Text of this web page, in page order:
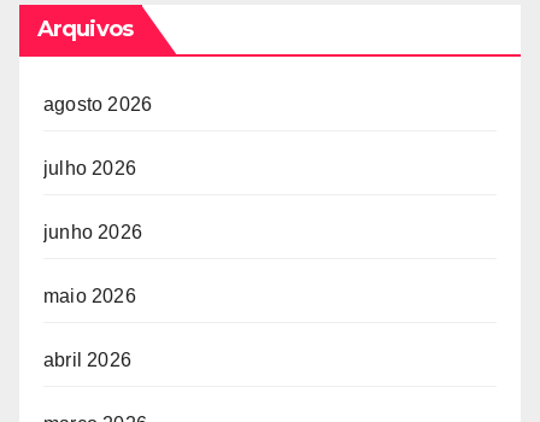
Arquivos
agosto 2026
julho 2026
junho 2026
maio 2026
abril 2026